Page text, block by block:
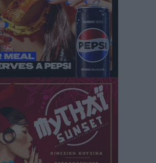
Γιάννη Κότσιρα στις 21 Αυγούστου
12 ώρες
της Δημοτικής Επιτροπής Ρόδου
7 Αυγούστου
πριν 12 ώρες
να ενισχύεται, νέο απόκτημα ο
ώρες
μετά ευχαριστιών στο γήπεδο,